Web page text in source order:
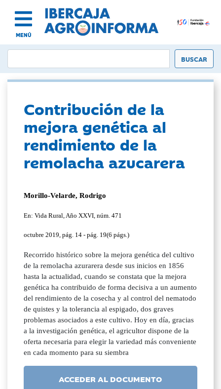
MENÚ
Contribución de la
mejora genética al
rendimiento de la
remolacha azucarera
Morillo-Velarde, Rodrigo
En: Vida Rural, Año XXVI, núm. 471
octubre 2019, pág. 14 - pág. 19(6 págs.)
Recorrido histórico sobre la mejora genética del cultivo
de la remolacha azurarera desde sus inicios en 1856
hasta la actualidad, cuando se constata que la mejora
genética ha contribuido de forma decisiva a un aumento
del rendimiento de la cosecha y al control del nematodo
de quistes y la tolerancia al espigado, dos graves
problemas asociados a este cultivo. Hoy en día, gracias
a la investigación genética, el agricultor dispone de la
oferta necesaria para elegir la variedad más conveniente
en cada momento para su siembra
ACCEDER AL DOCUMENTO